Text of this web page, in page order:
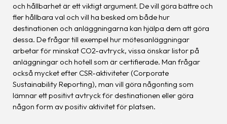
och hållbarhet är ett viktigt argument. De vill göra bättre och
fler hållbara val och vill ha besked om både hur
destinationen och anläggningarna kan hjälpa dem att göra
dessa. De frågar till exempel hur mötesanläggningar
arbetar för minskat CO2-avtryck, vissa önskar listor på
anläggningar och hotell som är certifierade. Man frågar
också mycket efter CSR-aktiviteter (Corporate
Sustainability Reporting), man vill göra någonting som
lämnar ett positivt avtryck för destinationen eller göra
någon form av positiv aktivitet för platsen.